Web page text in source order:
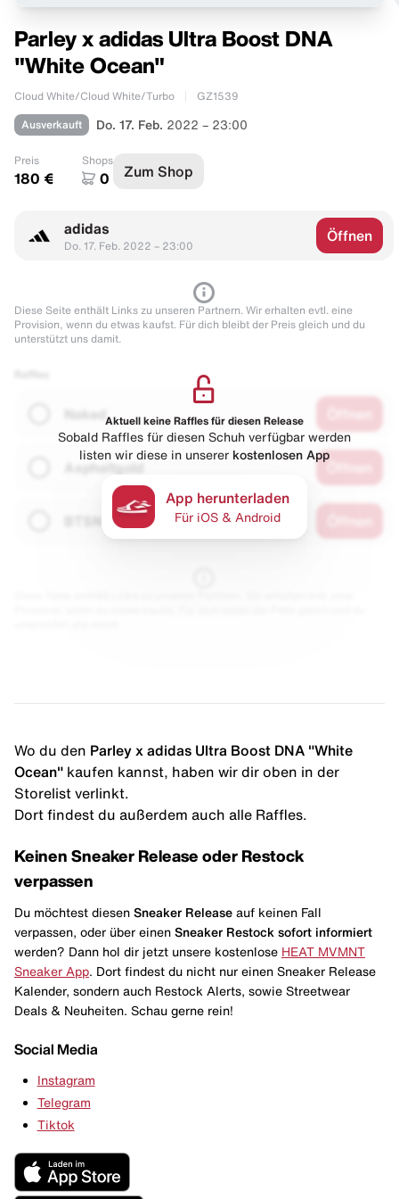
Parley x adidas Ultra Boost DNA
"White Ocean"
Cloud White/Cloud White/Turbo GZ1539
Ausverkauft Do. 17. Feb. 2022 – 23:00
Preis
180 €
Shops
0 Zum Shop
adidas
Do. 17. Feb. 2022 – 23:00
Öffnen
Diese Seite enthält Links zu unseren Partnern. Wir erhalten evtl. eine
Provision, wenn du etwas kaufst. Für dich bleibt der Preis gleich und du
unterstützt uns damit.
Naked
Asphaltgold
Aktuell keine Raffles für diesen Release
Sobald Raffles für diesen Schuh verfügbar werden
listen wir diese in unserer kostenlosen App
App herunterladen
Für iOS & Android
Wo du den Parley x adidas Ultra Boost DNA "White
Ocean" kaufen kannst, haben wir dir oben in der
Storelist verlinkt.
Dort findest du außerdem auch alle Raffles.
Keinen Sneaker Release oder Restock
verpassen
Du möchtest diesen Sneaker Release auf keinen Fall
verpassen, oder über einen Sneaker Restock sofort informiert
werden? Dann hol dir jetzt unsere kostenlose HEAT MVMNT
Sneaker App . Dort findest du nicht nur einen Sneaker Release
Kalender, sondern auch Restock Alerts, sowie Streetwear
Deals & Neuheiten. Schau gerne rein!
Social Media
Instagram
Telegram
Tiktok